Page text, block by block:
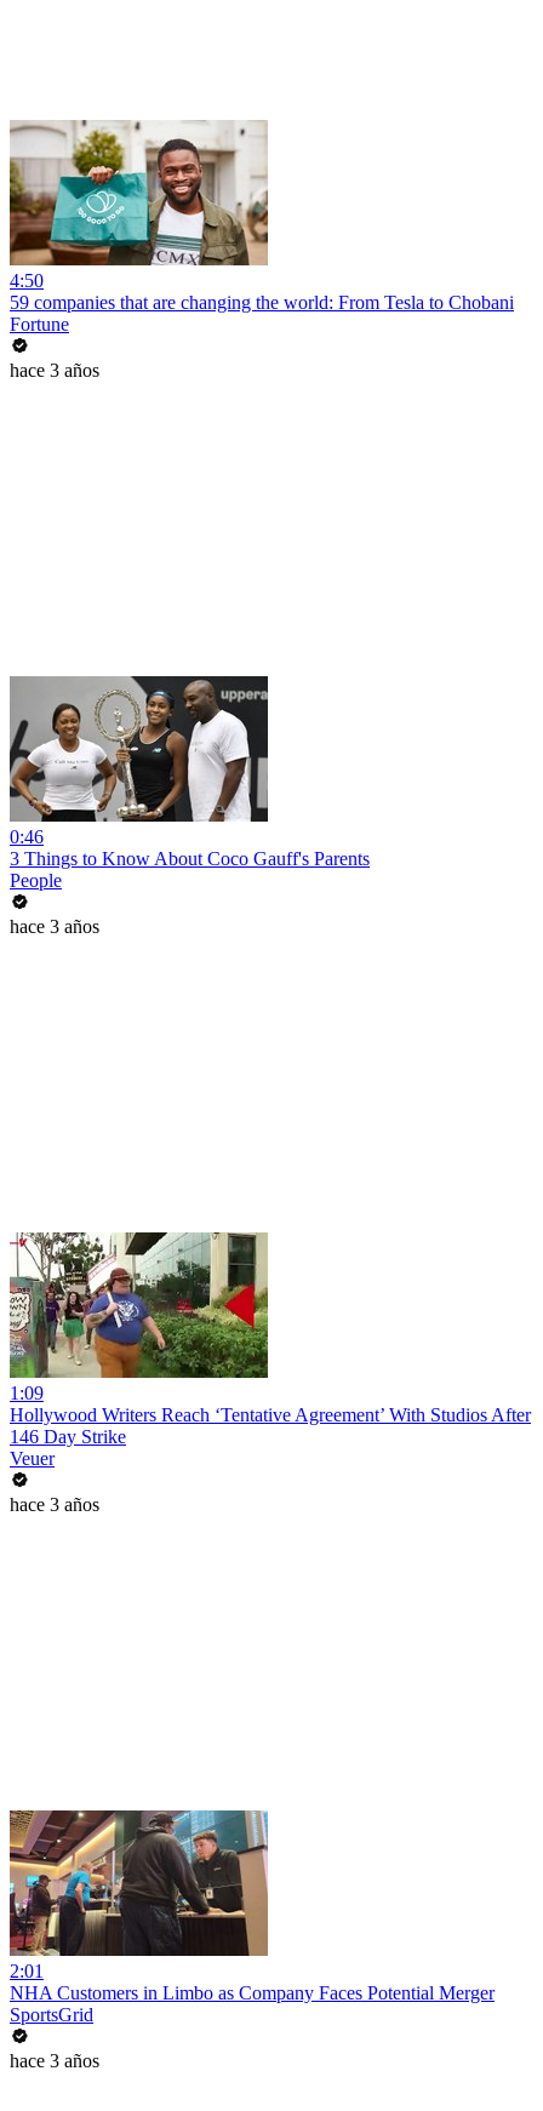
4:50
59 companies that are changing the world: From Tesla to Chobani
Fortune
hace 3 años
0:46
3 Things to Know About Coco Gauff's Parents
People
hace 3 años
1:09
Hollywood Writers Reach ‘Tentative Agreement’ With Studios After
146 Day Strike
Veuer
hace 3 años
2:01
NHA Customers in Limbo as Company Faces Potential Merger
SportsGrid
hace 3 años